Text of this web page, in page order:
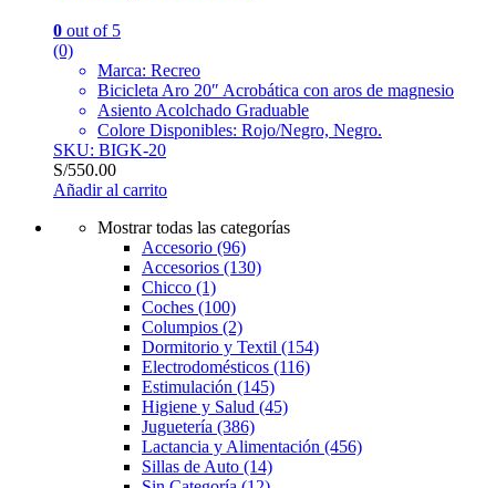
0 out of 5
(0)
Marca: Recreo
Bicicleta Aro 20″ Acrobática con aros de magnesio
Asiento Acolchado Graduable
Colore Disponibles: Rojo/Negro, Negro.
SKU: BIGK-20
S/550.00
Añadir al carrito
Mostrar todas las categorías
Accesorio (96)
Accesorios (130)
Chicco (1)
Coches (100)
Columpios (2)
Dormitorio y Textil (154)
Electrodomésticos (116)
Estimulación (145)
Higiene y Salud (45)
Juguetería (386)
Lactancia y Alimentación (456)
Sillas de Auto (14)